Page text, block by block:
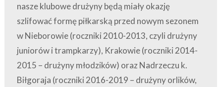
nasze klubowe drużyny będą miały okazję
szlifować formę piłkarską przed nowym sezonem
w Nieborowie (roczniki 2010-2013, czyli drużyny
juniorów i trampkarzy), Krakowie (roczniki 2014-
2015 – drużyny młodzików) oraz Nadrzeczu k.
Biłgoraja (roczniki 2016-2019 – drużyny orlików,